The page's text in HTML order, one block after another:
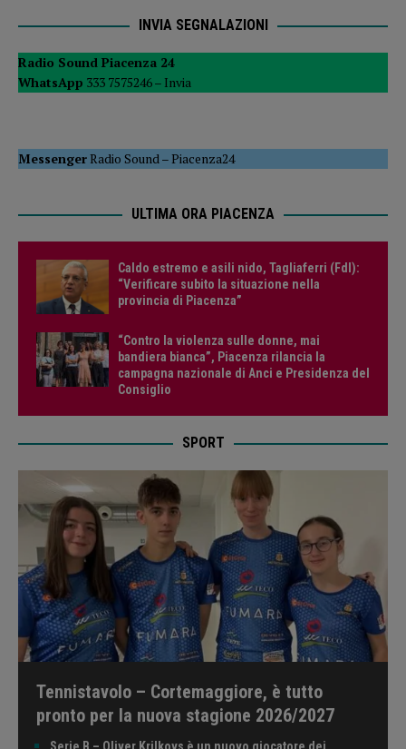
INVIA SEGNALAZIONI
Radio Sound Piacenza 24
WhatsApp 333 7575246 – Invia
MessengerRadio Sound –Piacenza24
ULTIMA ORA PIACENZA
Caldo estremo e asili nido, Tagliaferri (FdI):
“Verificare subito la situazione nella
provincia di Piacenza”
“Contro la violenza sulle donne, mai
bandiera bianca”, Piacenza rilancia la
campagna nazionale di Anci e Presidenza del
Consiglio
SPORT
Tennistavolo – Cortemaggiore, è tutto
pronto per la nuova stagione 2026/2027
Serie B – Oliver Krilkovs è un nuovo giocatore dei